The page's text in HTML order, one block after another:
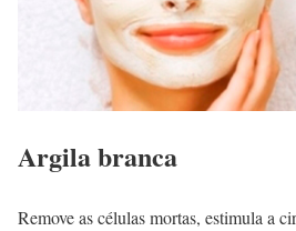
Argila branca
Remove as células mortas, estimula a